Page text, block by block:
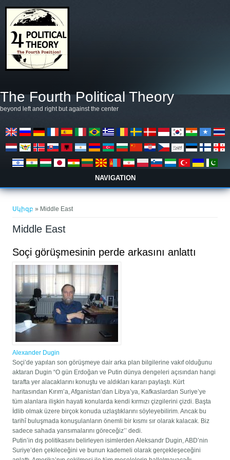
The Fourth Political Theory
beyond left and right but against the center
NAVIGATION
Սկիզբ » Middle East
Middle East
Soçi görüşmesinin perde arkasını anlattı
Alexander Dugin
Soçi’de yapılan son görüşmeye dair arka plan bilgilerine vakıf olduğunu
aktaran Dugin “O gün Erdoğan ve Putin dünya dengeleri açısından hangi
tarafta yer alacaklarını konuştu ve aldıkları kararı paylaştı. Kürt
haritasından Kırım’a, Afganistan’dan Libya’ya, Kafkaslardan Suriye’ye
tüm alanlara ilişkin hayati konularda kendi kırmızı çizgilerini çizdi. Başta
İdlib olmak üzere birçok konuda uzlaştıklarını söyleyebilirim. Ancak bu
tarihî buluşmada konuşulanların önemli bir kısmı sır olarak kalacak. Biz
sadece sahada yansımalarını göreceğiz’’ dedi.
Putin’in dış politikasını belirleyen isimlerden Aleksandr Dugin, ABD’nin
Suriye’den çekileceğini ve bunun kademeli olarak gerçekleşeceğini